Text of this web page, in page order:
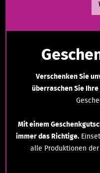
Verschenken Sie
überraschen Sie
Mit einem
immer das Richtige.
alle Produktionen der